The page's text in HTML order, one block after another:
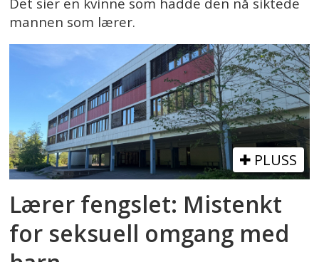
Det sier en kvinne som hadde den nå siktede
mannen som lærer.
PLUSS
Lærer fengslet: Mistenkt
for seksuell omgang med